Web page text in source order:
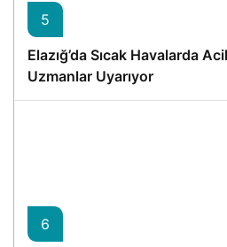
5
Elazığ’da Sıcak Havalarda
Uzmanlar Uyarıyor
6